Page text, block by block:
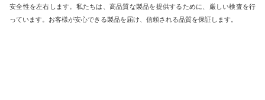
安全性を左右します。私たちは、高品質な製品を提供するために、厳しい検査を行
っています。お客様が安心できる製品を届け、信頼される品質を保証します。